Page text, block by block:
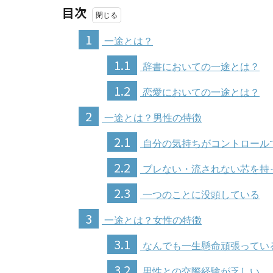
目次
1
一途とは？
1.1 辞書においての一途とは？
1.2 恋愛においての一途とは？
2 一途とは？男性の特徴
2.1 自分の気持ちがコントロール
2.2 ブレない・流されない芯を持
2.3 一つのことに没頭している
3 一途とは？女性の特徴
3.1 なんでも一生懸命頑張ってい
3.2